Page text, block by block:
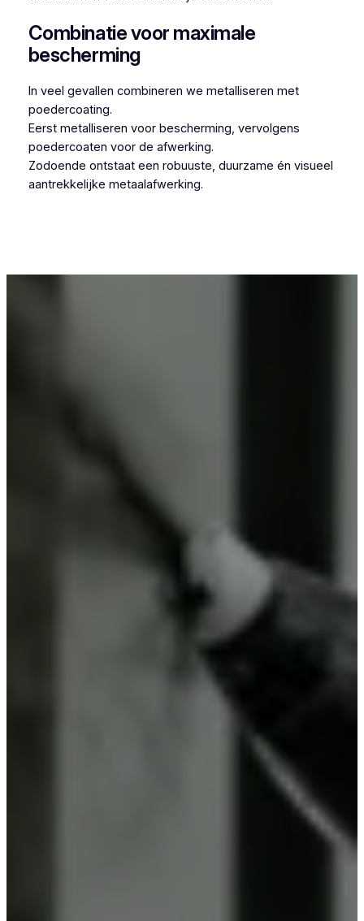
Combinatie voor maximale
bescherming
In veel gevallen combineren we metalliseren met
poedercoating.
Eerst metalliseren voor bescherming, vervolgens
poedercoaten voor de afwerking.
Zodoende ontstaat een robuuste, duurzame én visueel
aantrekkelijke metaalafwerking.